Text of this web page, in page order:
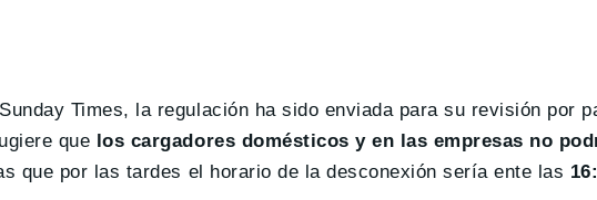
Times, la regulación ha sido enviada para su revisión por
que los cargadores domésticos y en las empresas no
que por las tardes el horario de la desconexión sería ente las